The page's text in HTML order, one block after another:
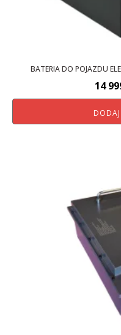
BATERIA DO POJAZDU
14